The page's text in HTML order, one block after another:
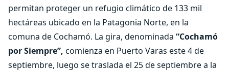
permitan proteger un refugio climático de 133 mil
hectáreas ubicado en la Patagonia Norte, en la
comuna de Cochamó. La gira, denominada “Cochamó
por Siempre”, comienza en Puerto Varas este 4 de
septiembre, luego se traslada el 25 de septiembre a la